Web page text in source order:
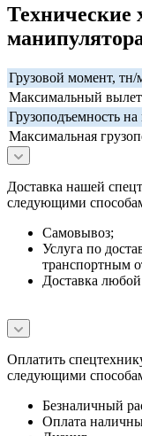
Технические
Грузовой момент, тн/
Максимальный
Грузоподъемность
Максимальная
Доставка нашей
следующими
Самовывоз;
Услуга по
транспортным
Доставка
Оплатить
следующими
Безналичный
Оплата